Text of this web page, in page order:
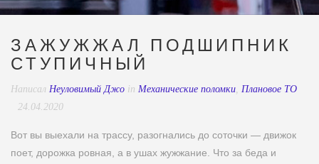
ЗАЖУЖЖАЛ ПОДШИПНИК
СТУПИЧНЫЙ
Написал Неуловимый Джо in Механические поломки, Плановое ТО
24.04.2020
Вот вы выехали на трассу, разогнались до соточки — движок
поет, дорожка ровная, а в ушах жужжание. Что за беда и